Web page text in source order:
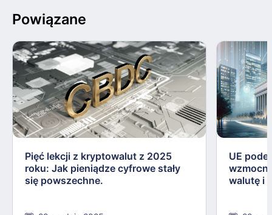
Powiązane
Pięć lekcji z kryptowalut z 2025
roku: Jak pieniądze cyfrowe stały
się powszechne.
UE
walutę i